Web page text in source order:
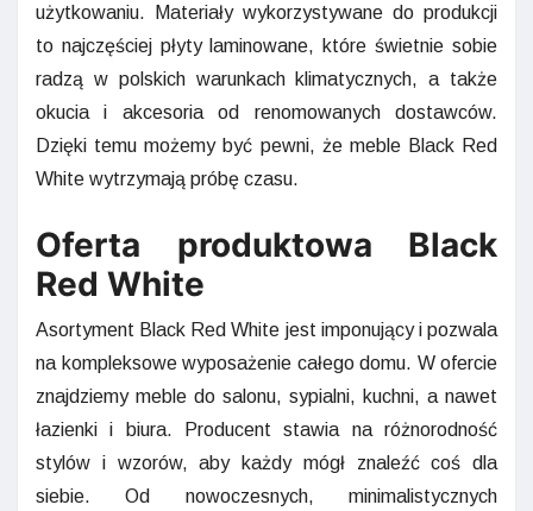
użytkowaniu. Materiały wykorzystywane do produkcji
to najczęściej płyty laminowane, które świetnie sobie
radzą w polskich warunkach klimatycznych, a także
okucia i akcesoria od renomowanych dostawców.
Dzięki temu możemy być pewni, że meble Black Red
White wytrzymają próbę czasu.
Oferta produktowa Black
Red White
Asortyment Black Red White jest imponujący i pozwala
na kompleksowe wyposażenie całego domu. W ofercie
znajdziemy meble do salonu, sypialni, kuchni, a nawet
łazienki i biura. Producent stawia na różnorodność
stylów i wzorów, aby każdy mógł znaleźć coś dla
siebie. Od nowoczesnych, minimalistycznych